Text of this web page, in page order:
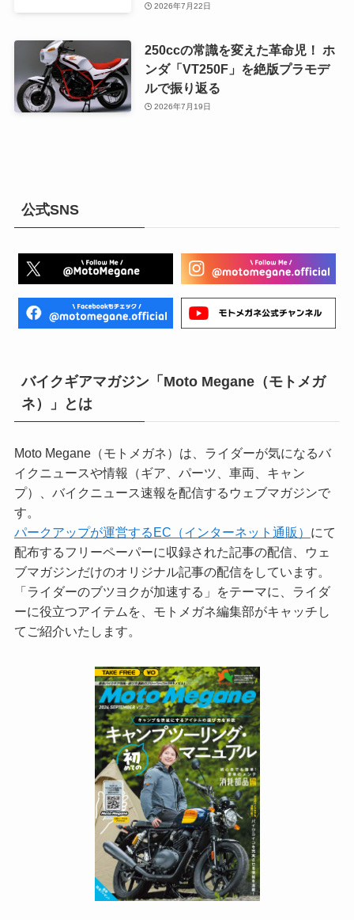
2026年7月22日
250ccの常識を変えた革命児！ ホ
ンダ「VT250F」を絶版プラモデ
ルで振り返る
2026年7月19日
公式SNS
バイクギアマガジン「Moto Megane（モトメガ
ネ）」とは
Moto Megane（モトメガネ）は、ライダーが気になるバ
イクニュースや情報（ギア、パーツ、車両、キャン
プ）、バイクニュース速報を配信するウェブマガジンで
す。
パークアップが運営するEC（インターネット通販） にて
配布するフリーペーパーに収録された記事の配信、ウェ
ブマガジンだけのオリジナル記事の配信をしています。
「ライダーのブツヨクが加速する」をテーマに、ライダ
ーに役立つアイテムを、モトメガネ編集部がキャッチし
てご紹介いたします。